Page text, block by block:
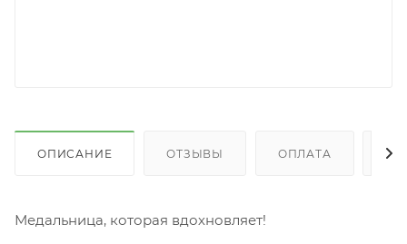
ОПИСАНИЕ ОТЗЫВЫ ОПЛАТА
Медальница, которая вдохновляет!